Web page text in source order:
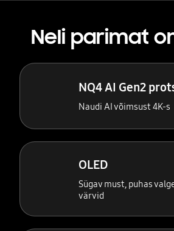
Neli parimat
NQ4 AI Gen2
Naudi AI võimsust 4K-s
OLED
Sügav must, puhas
värvid